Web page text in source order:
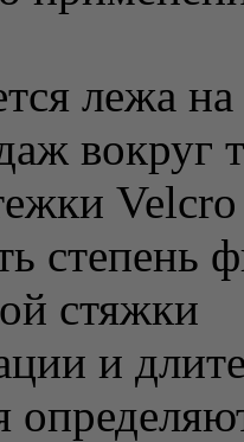
лежа
вокруг
Velcro
стяжки
и